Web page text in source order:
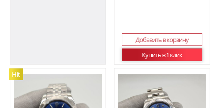
Добавить в корзину
Купить в 1 клик
Hit